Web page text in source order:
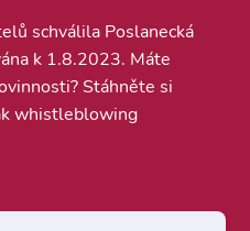
schválila Poslanecká
k 1.8.2023. Máte
Stáhněte si
whistleblowing